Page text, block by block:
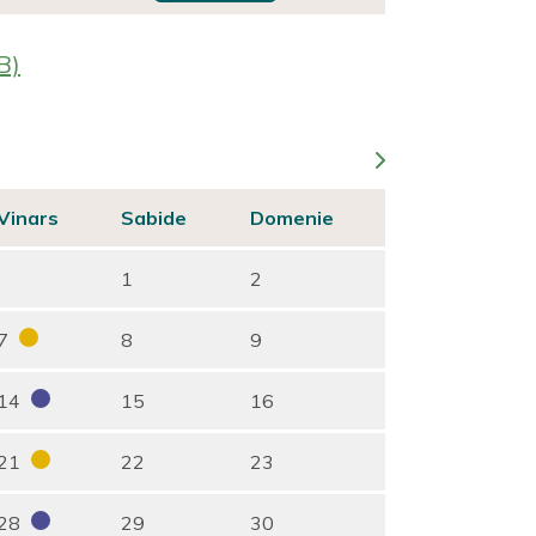
Sabide Domenie
1 2
8 9
14 15 16
22 23
29 30